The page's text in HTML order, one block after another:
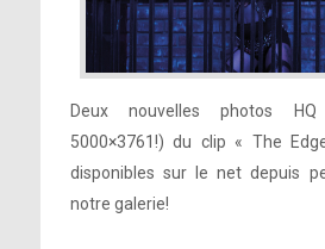
Deux nouvelles photos
5000×3761!) du clip « The
disponibles sur le net depuis
notre galerie!